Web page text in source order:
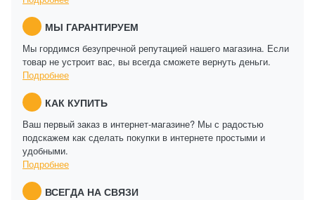
МЫ ГАРАНТИРУЕМ
Мы гордимся безупречной репутацией нашего магазина. Если
товар не устроит вас, вы всегда сможете вернуть деньги.
Подробнее
КАК КУПИТЬ
Ваш первый заказ в интернет-магазине? Мы с радостью
подскажем как сделать покупки в интернете простыми и
удобными.
Подробнее
ВСЕГДА НА СВЯЗИ